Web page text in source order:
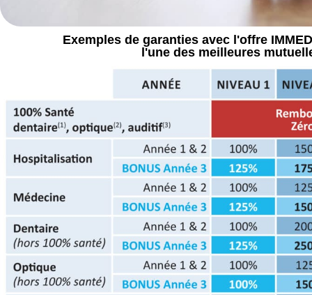
Exemples de garanties avec l'offre
l'une des meilleures